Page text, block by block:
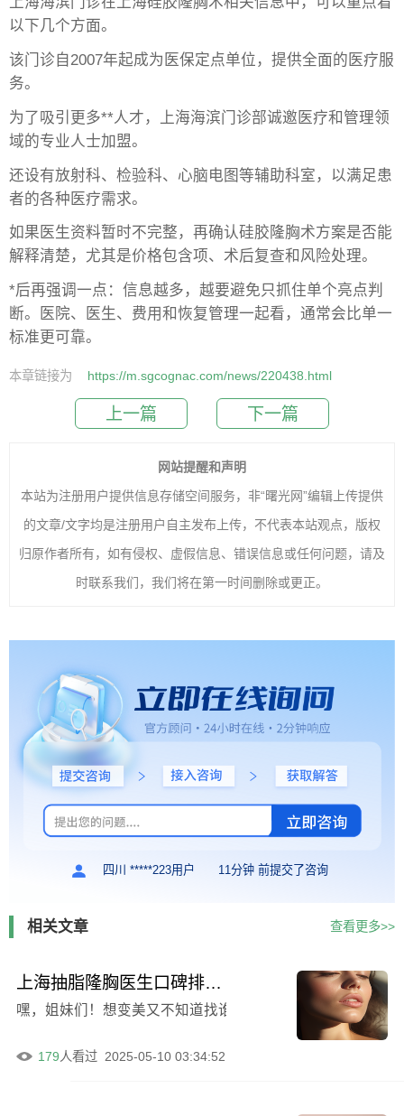
以下几个方面。
该门诊自2007年起成为医保定点单位，提供全面的医疗服
务。
为了吸引更多**人才，上海海滨门诊部诚邀医疗和管理领
域的专业人士加盟。
还设有放射科、检验科、心脑电图等辅助科室，以满足患
者的各种医疗需求。
如果医生资料暂时不完整，再确认硅胶隆胸术方案是否能
解释清楚，尤其是价格包含项、术后复查和风险处理。
*后再强调一点：信息越多，越要避免只抓住单个亮点判
断。医院、医生、费用和恢复管理一起看，通常会比单一
标准更可靠。
本章链接为 https://m.sgcognac.com/news/220438.html
上一篇 下一篇
网站提醒和声明
本站为注册用户提供信息存储空间服务，非“曙光网”编辑上传提供
的文章/文字均是注册用户自主发布上传，不代表本站观点，版权
归原作者所有，如有侵权、虚假信息、错误信息或任何问题，请及
时联系我们，我们将在第一时间删除或更正。
四川 *****223用户 11分钟 前提交了咨询
相关文章 查看更多>>
上海抽脂隆胸医生口碑排名，施建忠医生技艺出众
嘿，姐妹们！想变美又不知道找谁做抽脂隆胸？来来来，我
2025-05-10 03:34:52
179人看过